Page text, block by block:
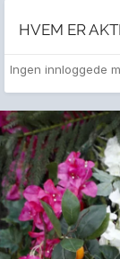
HVEM ER
Ingen innloggede